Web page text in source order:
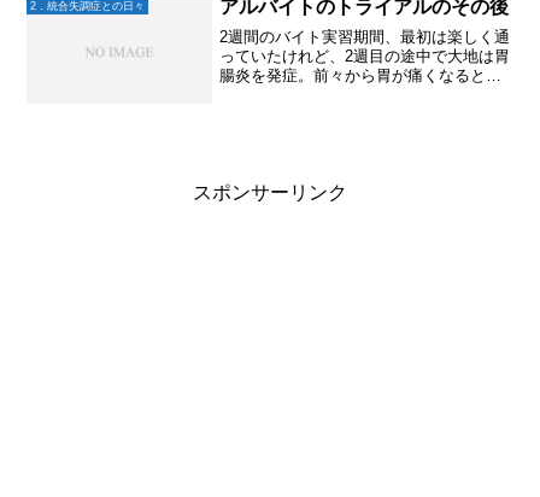
2．統合失調症との日々 アルバイトのトライアルのその後
2週間のバイト実習期間、最初は楽しく通
っていたけれど、2週目の途中で大地は胃
腸炎を発症。前々から胃が痛くなると言
スポンサーリンク